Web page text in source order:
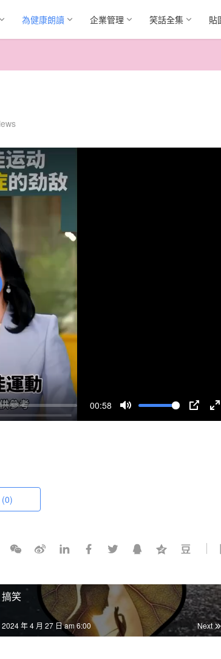
為健康朗讀 企業管理 笑話全集 貼
00:58
M
P
E
c
r
e
e
(0)
搞笑
Next
2024 年 4 月 27 日 am 6:00